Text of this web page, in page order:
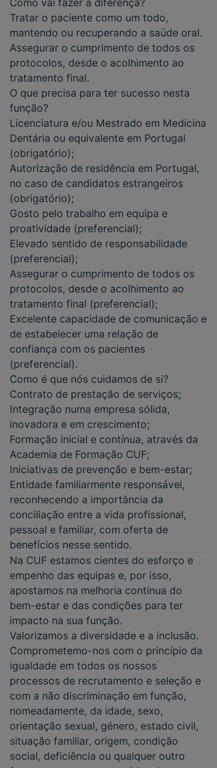
Como vai fazer a diferença?
Tratar o paciente como um todo,
mantendo ou recuperando a saúde oral.
Assegurar o cumprimento de todos os
protocolos, desde o acolhimento ao
tratamento final.
O que precisa para ter sucesso nesta
função?
Licenciatura e/ou Mestrado em Medicina
Dentária ou equivalente em Portugal
(obrigatório);
Autorização de residência em Portugal,
no caso de candidatos estrangeiros
(obrigatório);
Gosto pelo trabalho em equipa e
proatividade (preferencial);
Elevado sentido de responsabilidade
(preferencial);
Assegurar o cumprimento de todos os
protocolos, desde o acolhimento ao
tratamento final (preferencial);
Excelente capacidade de comunicação e
de estabelecer uma relação de
confiança com os pacientes
(preferencial).
Como é que nós cuidamos de si?
Contrato de prestação de serviços;
Integração numa empresa sólida,
inovadora e em crescimento;
Formação inicial e contínua, através da
Academia de Formação CUF;
Iniciativas de prevenção e bem-estar;
Entidade familiarmente responsável,
reconhecendo a importância da
conciliação entre a vida profissional,
pessoal e familiar, com oferta de
benefícios nesse sentido.
Na CUF estamos cientes do esforço e
empenho das equipas e, por isso,
apostamos na melhoria contínua do
bem-estar e das condições para ter
impacto na sua função.
Valorizamos a diversidade e a inclusão.
Comprometemo-nos com o princípio da
igualdade em todos os nossos
processos de recrutamento e seleção e
com a não discriminação em função,
nomeadamente, da idade, sexo,
orientação sexual, género, estado civil,
situação familiar, origem, condição
social, deficiência ou qualquer outro